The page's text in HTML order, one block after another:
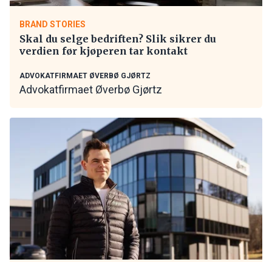
BRAND STORIES
Skal du selge bedriften? Slik sikrer du
verdien før kjøperen tar kontakt
ADVOKATFIRMAET ØVERBØ GJØRTZ
Advokatfirmaet Øverbø Gjørtz